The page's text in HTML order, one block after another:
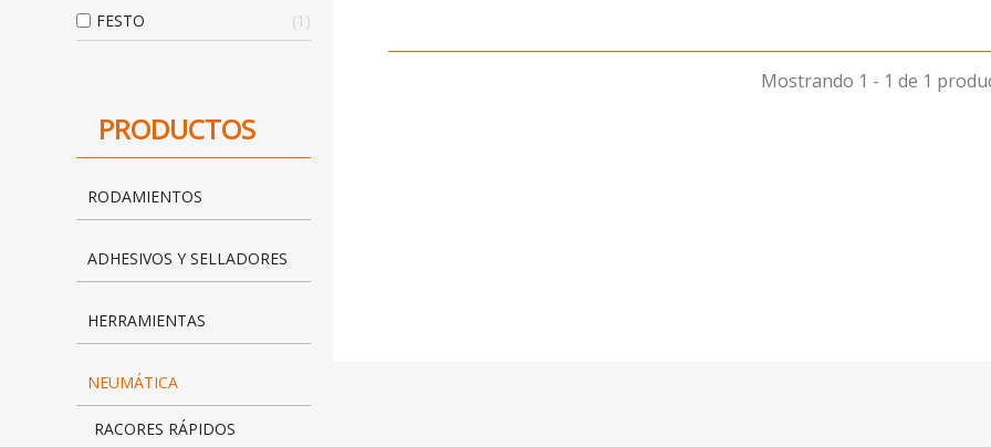
FESTO
1
PRODUCTOS
RODAMIENTOS
ADHESIVOS Y SELLADORES
HERRAMIENTAS
NEUMÁTICA
RACORES RÁPIDOS
Mostrando 1 - 1 de 1